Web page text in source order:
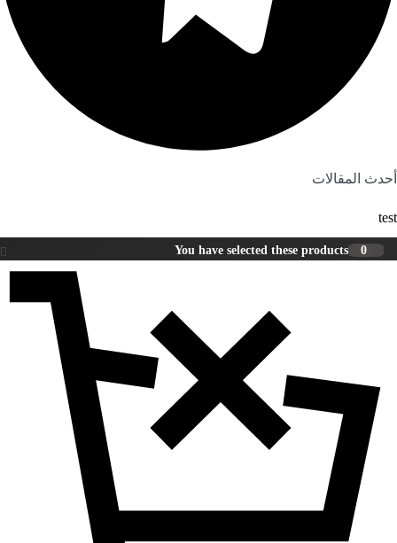
أحدث المقالات
test
You have selected these products 0